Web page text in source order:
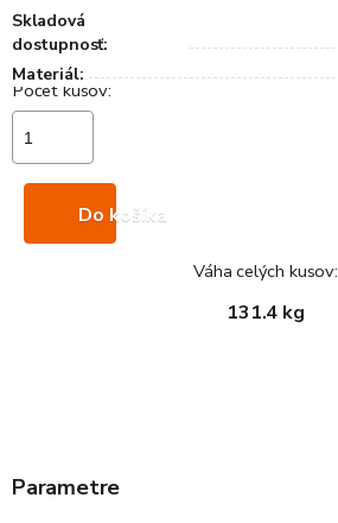
Skladová
dostupnosť:
Materiál:
Do košíka
Váha celých kusov:
131.4 kg
Parametre